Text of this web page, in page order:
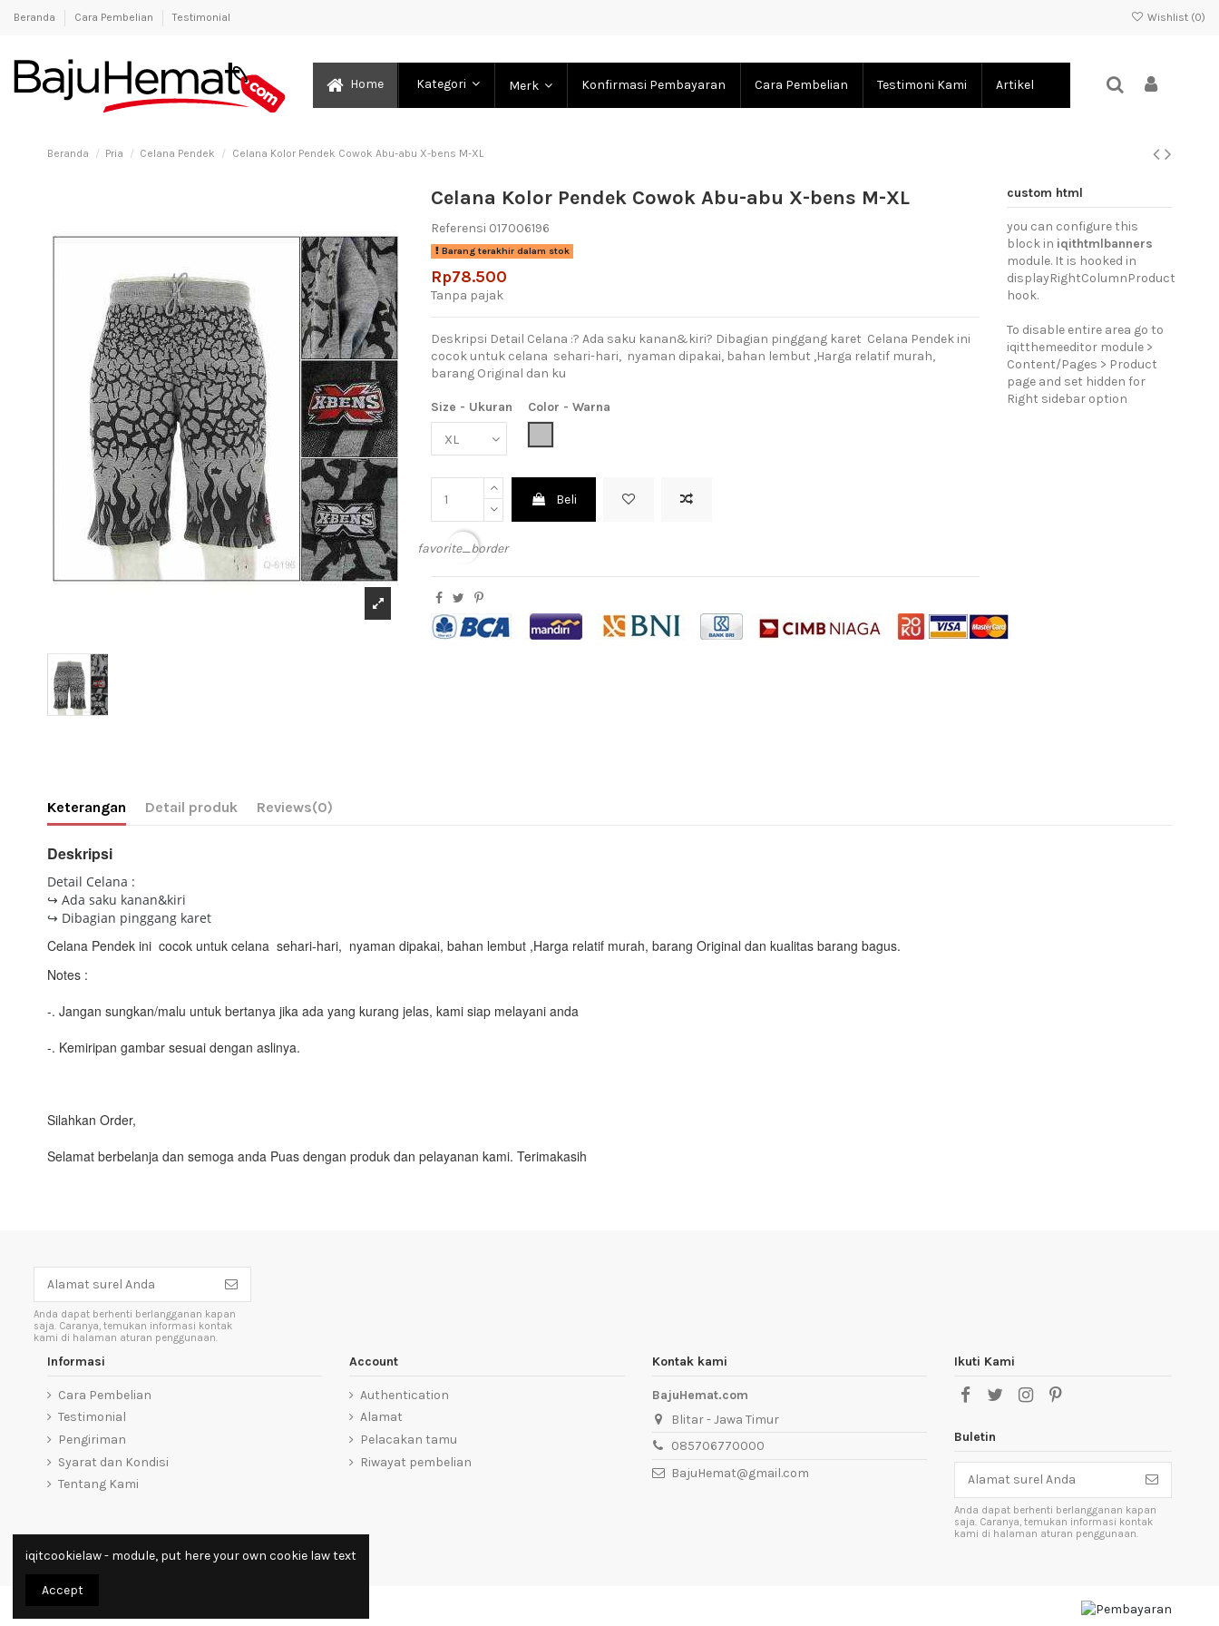
Beranda Cara Pembelian Testimonial Wishlist (0)
Home Kategori Merk Konfirmasi Pembayaran Cara Pembelian Testimoni Kami Artikel
Beranda Pria Celana Pendek Celana Kolor Pendek Cowok Abu-abu X-bens M-XL
Celana Kolor Pendek Cowok Abu-abu X-bens M-XL
Referensi 017006196
Barang terakhir dalam stok
Rp78.500
Tanpa pajak
Deskripsi Detail Celana :? Ada saku kanan&kiri? Dibagian pinggang karet Celana Pendek ini
cocok untuk celana sehari-hari, nyaman dipakai, bahan lembut ,Harga relatif murah,
barang Original dan ku
Size - Ukuran
Color - Warna
Beli
favorite_border
custom html
you can configure this
block in iqithtmlbanners
module. It is hooked in
displayRightColumnProduct
hook.
To disable entire area go to
iqitthemeeditor module >
Content/Pages > Product
page and set hidden for
Right sidebar option
Keterangan Detail produk Reviews(0)
Deskripsi
Detail Celana :
↪ Ada saku kanan&kiri
↪ Dibagian pinggang karet
Celana Pendek ini cocok untuk celana sehari-hari, nyaman dipakai, bahan lembut ,Harga relatif murah, barang Original dan kualitas barang bagus.
Notes :
-. Jangan sungkan/malu untuk bertanya jika ada yang kurang jelas, kami siap melayani anda
-. Kemiripan gambar sesuai dengan aslinya.
Silahkan Order,
Selamat berbelanja dan semoga anda Puas dengan produk dan pelayanan kami. Terimakasih
Anda dapat berhenti berlangganan kapan
saja. Caranya, temukan informasi kontak
kami di halaman aturan penggunaan.
Informasi
Cara Pembelian
Testimonial
Pengiriman
Syarat dan Kondisi
Tentang Kami
Account
Authentication
Alamat
Pelacakan tamu
Riwayat pembelian
Kontak kami
BajuHemat.com
Blitar - Jawa Timur
085706770000
BajuHemat@gmail.com
Ikuti Kami
Buletin
Anda dapat berhenti berlangganan kapan
saja. Caranya, temukan informasi kontak
kami di halaman aturan penggunaan.
iqitcookielaw - module, put here your own cookie law text
Accept